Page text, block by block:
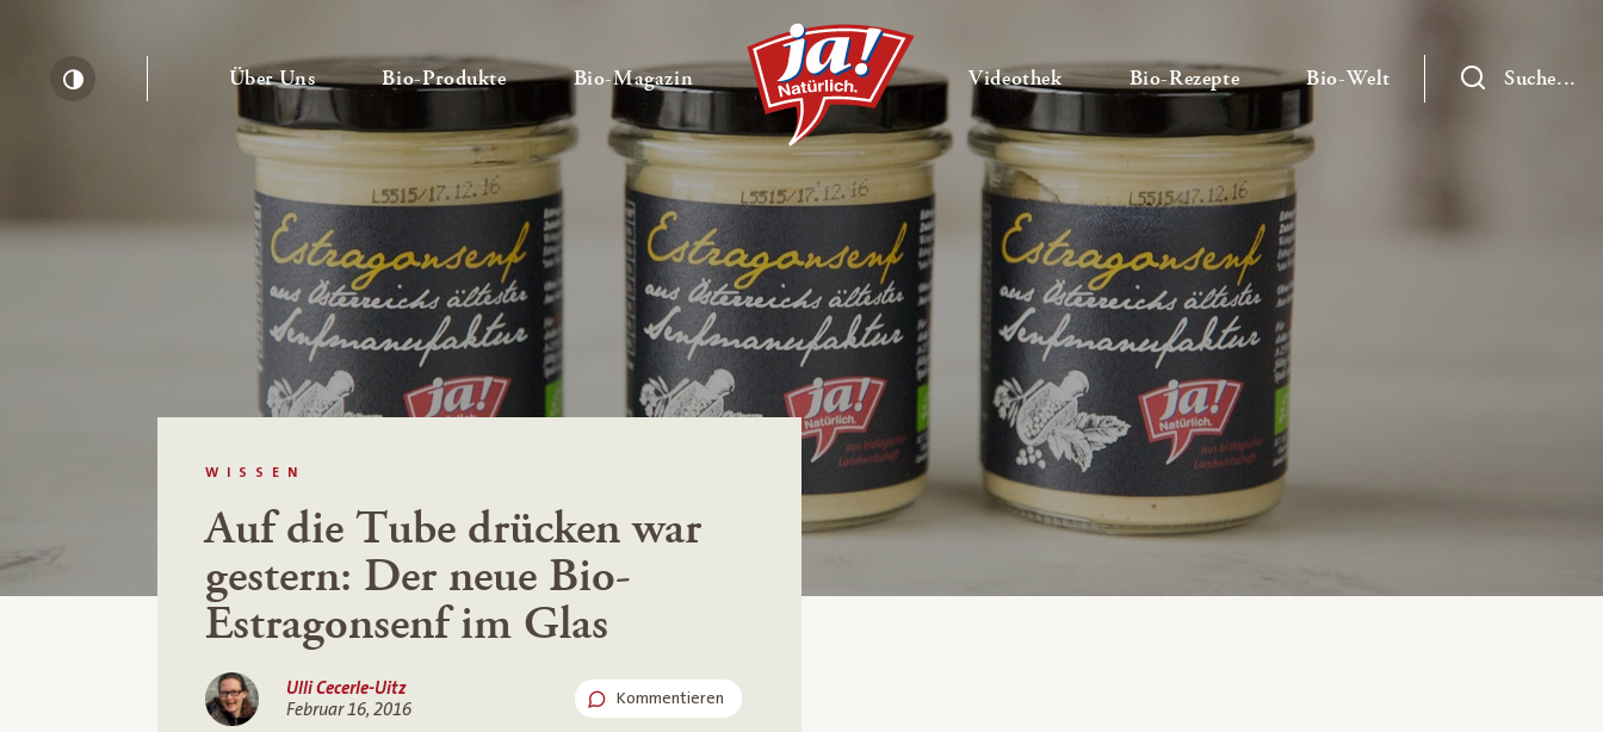
Über Uns— Untermenü ausklappen
Bio-Produkte— Untermenü ausklappen
Bio-Magazin — Untermenü ausklappen Videothek— Untermenü ausklappen
Bio-Rezepte— Untermenü ausklappen
Bio-Welt — UntermenüSuche...
WISSEN
Auf die Tube drücken war
gestern: Der neue Bio-
Estragonsenf im Glas
Ulli Cecerle-Uitz
Februar 16, 2016
Kommentieren